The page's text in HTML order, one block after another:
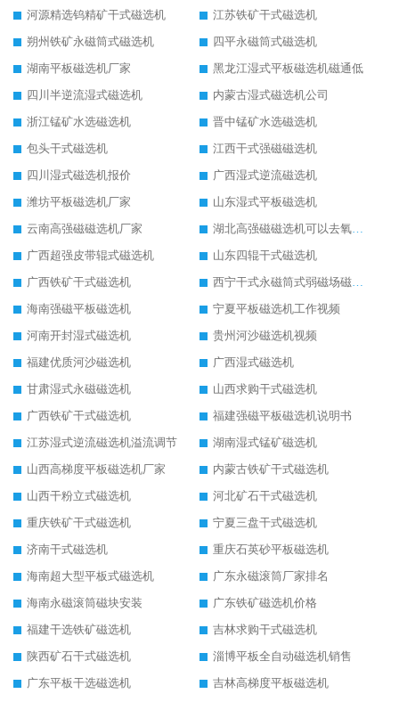
河源精选钨精矿干式磁选机
江苏铁矿干式磁选机
朔州铁矿永磁筒式磁选机
四平永磁筒式磁选机
湖南平板磁选机厂家
黑龙江湿式平板磁选机磁通低
四川半逆流湿式磁选机
内蒙古湿式磁选机公司
浙江锰矿水选磁选机
晋中锰矿水选磁选机
包头干式磁选机
江西干式强磁磁选机
四川湿式磁选机报价
广西湿式逆流磁选机
潍坊平板磁选机厂家
山东湿式平板磁选机
云南高强磁磁选机厂家
湖北高强磁磁选机可以去氧化铝
广西超强皮带辊式磁选机
山东四辊干式磁选机
广西铁矿干式磁选机
西宁干式永磁筒式弱磁场磁选机结构图
海南强磁平板磁选机
宁夏平板磁选机工作视频
河南开封湿式磁选机
贵州河沙磁选机视频
福建优质河沙磁选机
广西湿式磁选机
甘肃湿式永磁磁选机
山西求购干式磁选机
广西铁矿干式磁选机
福建强磁平板磁选机说明书
江苏湿式逆流磁选机溢流调节
湖南湿式锰矿磁选机
山西高梯度平板磁选机厂家
内蒙古铁矿干式磁选机
山西干粉立式磁选机
河北矿石干式磁选机
重庆铁矿干式磁选机
宁夏三盘干式磁选机
济南干式磁选机
重庆石英砂平板磁选机
海南超大型平板式磁选机
广东永磁滚筒厂家排名
海南永磁滚筒磁块安装
广东铁矿磁选机价格
福建干选铁矿磁选机
吉林求购干式磁选机
陕西矿石干式磁选机
淄博平板全自动磁选机销售
广东平板干选磁选机
吉林高梯度平板磁选机